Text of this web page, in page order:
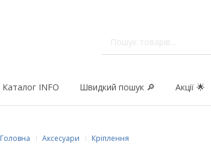
Каталог INFO Швидкий пошук 🔎 Акції 🌟
Головна Аксесуари Кріплення